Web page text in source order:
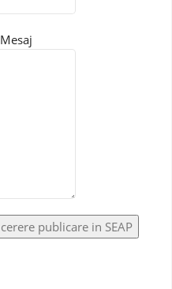
Mesaj